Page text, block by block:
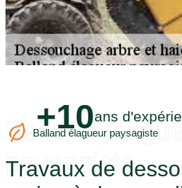
+10ans
Balland élagueur paysagiste
Balland
paysagiste
Travaux de